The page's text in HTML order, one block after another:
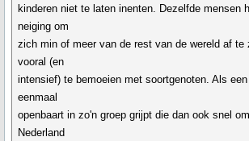
kinderen niet te laten inenten. Dezelfde mensen
neiging om
zich min of meer van de rest van de wereld af te
vooral (en
intensief) te bemoeien met soortgenoten. Als
eenmaal
openbaart in zo'n groep grijpt die dan ook snel
Nederland